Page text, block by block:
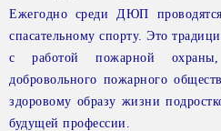
Ежегодно среди ДЮП
спасательному спорту. Это
с работой пожарной
добровольного пожарного
здоровому образу жизни
будущей профессии.